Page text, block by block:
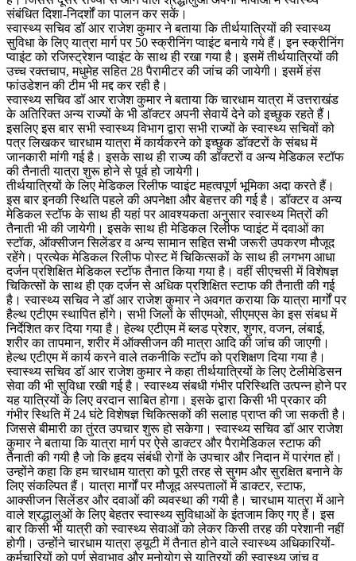
संबंधित दिशा-निदर्शों का पालन कर सकें।
स्वास्थ्य सचिव डॉ आर राजेश कुमार ने बताया कि तीर्थयात्रियों की स्वास्थ्य
सुविधा के लिए यात्रा मार्ग पर 50 स्क्रीनिंग प्वाइंट बनाये गये हैं। इन स्क्रीनिंग
प्वाइंट को रजिस्ट्रेशन प्वाइंट के साथ ही रखा गया है। इसमें तीर्थयात्रियों की
उच्च रक्तचाप, मधुमेह सहित 28 पैरामीटर की जांच की जायेगी। इसमें हंस
फांउडेशन की टीम भी मद्द कर रही है।
स्वास्थ्य सचिव डॉ आर राजेश कुमार ने बताया कि चारधाम यात्रा में उत्तराखंड
के अतिरिक्त अन्य राज्यों के भी डॉक्टर अपनी सेवायें देने को इच्छुक रहते हैं।
इसलिए इस बार सभी स्वास्थ्य विभाग द्वारा सभी राज्यों के स्वास्थ्य सचिवों को
पत्र लिखकर चारधाम यात्रा में कार्यकरने को इच्छुक डॉक्टरों के संबध में
जानकारी मांगी गई है। इसके साथ ही राज्य की डॉक्टरों व अन्य मेडिकल स्टॉफ
की तैनाती यात्रा शुरू होने से पूर्व हो जायेगी।
तीर्थयात्रियों के लिए मेडिकल रिलीफ प्वाइंट महत्वपूर्ण भूमिका अदा करते हैं।
इस बार इनकी स्थिति पहले की अपनेक्षा और बेहत्तर की गई है। डॉक्टर व अन्य
मेडिकल स्टॉफ के साथ ही यहां पर आवश्यकता अनुसार स्वास्थ्य मित्रों की
तैनाती भी की जायेगी। इसके साथ ही मेडिकल रिलीफ प्वाइंट में दवाओं का
स्टॉक, ऑक्सीजन सिलेंडर व अन्य सामान सहित सभी जरूरी उपकरण मौजूद
रहेंगे। प्रत्येक मेडिकल रिलीफ पोस्ट में चिकित्सकों के साथ ही लगभग आधा
दर्जन प्रशिक्षित मेडिकल स्टॉफ तैनात किया गया है। वहीं सीएचसी में विशेषज्ञ
चिकित्सों के साथ ही एक दर्जन से अधिक प्रशिक्षित स्टाफ की तैनाती की गई
है। स्वास्थ्य सचिव ने डॉ आर राजेश कुमार ने अवगत कराया कि यात्रा मार्गों पर
हैल्थ एटीएम स्थापित होंगे। सभी जिलों के सीएमओ, सीएमएस केा इस संबध में
निर्देशित कर दिया गया है। हेल्थ एटीएम में ब्लड प्रेशर, शुगर, वजन, लंबाई,
शरीर का तापमान, शरीर में ऑक्सीजन की मात्रा आदि की जांच की जाएगी।
हेल्थ एटीएम में कार्य करने वाले तकनीकि स्टॉप को प्रशिक्षण दिया गया है।
स्वास्थ्य सचिव डॉ आर राजेश कुमार ने कहा तीर्थयात्रियों के लिए टेलीमेडिसन
सेवा की भी सुविधा रखी गई है। स्वास्थ्य संबधी गंभीर परिस्थिति उत्पन्न होने पर
यह यात्रियों के लिए वरदान साबित होगा। इसके द्वारा किसी भी प्रकार की
गंभीर स्थिति में 24 घंटे विशेषज्ञ चिकित्सकों की सलाह प्राप्त की जा सकती है।
जिससे बीमारी का तुंरत उपचार शुरू हो सकेगा। स्वास्थ्य सचिव डॉ आर राजेश
कुमार ने बताया कि यात्रा मार्ग पर ऐसे डाक्टर और पैरामेडिकल स्टाफ की
तैनाती की गयी है जो कि हृदय संबंधी रोगों के उपचार और निदान में पारंगत हों।
उन्होंने कहा कि हम चारधाम यात्रा को पूरी तरह से सुगम और सुरक्षित बनाने के
लिए संकल्पित हैं। यात्रा मार्गों पर मौजूद अस्पतालों में डाक्टर, स्टाफ,
आक्सीजन सिलेंडर और दवाओं की व्यवस्था की गयी है। चारधाम यात्रा में आने
वाले श्रद्धालुओं के लिए बेहतर स्वास्थ्य सुविधाओं के इंतजाम किए गए हैं। इस
बार किसी भी यात्री को स्वास्थ्य सेवाओं को लेकर किसी तरह की परेशानी नहीं
होगी। उन्होंने चारधाम यात्रा ड्यूटी में तैनात होने वाले स्वास्थ्य अधिकारियों-
कर्मचारियों को पूर्ण सेवाभाव और मनोयोग से यात्रियों की स्वास्थ्य जांच व